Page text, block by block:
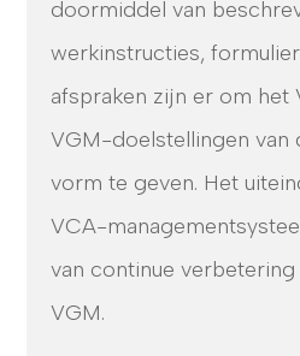
doormiddel van
werkinstructies,
afspraken zijn er om het
VGM-doelstellingen van
vorm te geven. Het
VCA-
van continue
VGM.